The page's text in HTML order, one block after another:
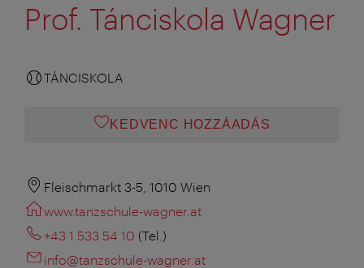
Prof. Tánciskola Wagner
TÁNCISKOLA
KEDVENC HOZZÁADÁS
Fleischmarkt 3-5, 1010 Wien
www.tanzschule-wagner.at
+43 1 533 54 10 (Tel.)
info@tanzschule-wagner.at